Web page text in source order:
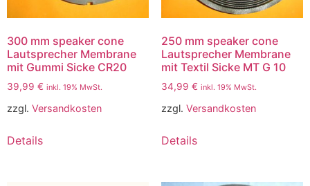
300 mm speaker cone
Lautsprecher Membrane
mit Gummi Sicke CR20
39,99 € inkl. 19% MwSt.
zzgl. Versandkosten
Details
250 mm speaker cone
Lautsprecher Membrane
mit Textil Sicke MT G 10
34,99 € inkl. 19% MwSt.
zzgl. Versandkosten
Details